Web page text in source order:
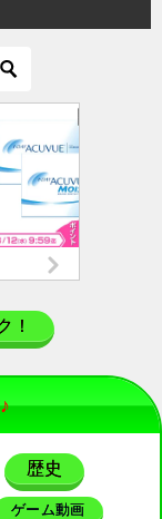
歴史
ゲーム動画